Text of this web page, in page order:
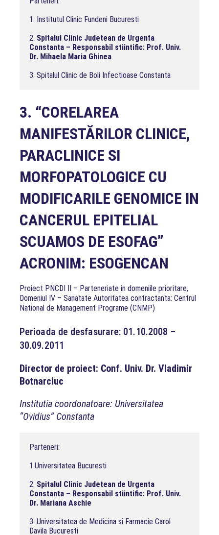
1. Institutul Clinic Fundeni Bucuresti
2. Spitalul Clinic Judetean de Urgenta
Constanta – Responsabil stiintific: Prof. Univ.
Dr. Mihaela Maria Ghinea
3. Spitalul Clinic de Boli Infectioase Constanta
3. “CORELAREA
MANIFESTĂRILOR CLINICE,
PARACLINICE SI
MORFOPATOLOGICE CU
MODIFICARILE GENOMICE IN
CANCERUL EPITELIAL
SCUAMOS DE ESOFAG”
ACRONIM: ESOGENCAN
Proiect PNCDI II – Parteneriate in domeniile prioritare,
Domeniul IV – Sanatate Autoritatea contractanta: Centrul
National de Management Programe (CNMP)
Perioada de desfasurare: 01.10.2008 –
30.09.2011
Director de proiect: Conf. Univ. Dr. Vladimir
Botnarciuc
Institutia coordonatoare: Universitatea
“Ovidius” Constanta
Parteneri:
1.Universitatea Bucuresti
2. Spitalul Clinic Judetean de Urgenta
Constanta – Responsabil stiintific: Prof. Univ.
Dr. Mariana Aschie
3. Universitatea de Medicina si Farmacie Carol
Davila Bucuresti